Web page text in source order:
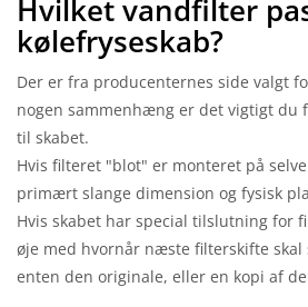
Hvilket vandfilter
kølefryseskab?
Der er fra producenternes side valgt
nogen sammenhæng er det vigtigt du
til skabet.
Hvis filteret "blot" er monteret på
primært slange dimension og fysisk
Hvis skabet har special tilslutning for
øje med hvornår næste filterskifte skal
enten den originale, eller en kopi af